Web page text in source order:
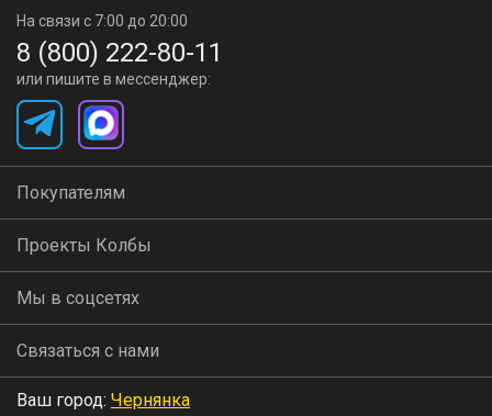
На связи с 7:00 до 20:00
8 (800) 222-80-11
или пишите в мессенджер:
Покупателям
Проекты Колбы
Мы в соцсетях
Связаться с нами
Ваш город: Чернянка